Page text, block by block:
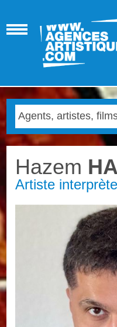
Hazem
Artiste interprète